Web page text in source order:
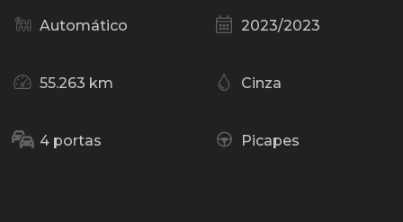
Automático 2023/2023
55.263 km Cinza
4 portas Picapes